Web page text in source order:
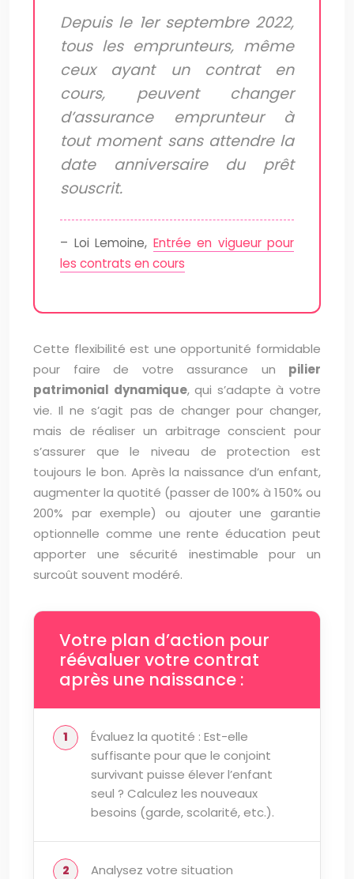
Depuis le 1er septembre 2022,
tous les emprunteurs, même
ceux ayant un contrat en
cours, peuvent changer
d’assurance emprunteur à
tout moment sans attendre la
date anniversaire du prêt
souscrit.
– Loi Lemoine, Entrée en vigueur pour
les contrats en cours
Cette flexibilité est une opportunité formidable
pour faire de votre assurance un pilier
patrimonial dynamique, qui s’adapte à votre
vie. Il ne s’agit pas de changer pour changer,
mais de réaliser un arbitrage conscient pour
s’assurer que le niveau de protection est
toujours le bon. Après la naissance d’un enfant,
augmenter la quotité (passer de 100% à 150% ou
200% par exemple) ou ajouter une garantie
optionnelle comme une rente éducation peut
apporter une sécurité inestimable pour un
surcoût souvent modéré.
Votre plan d’action pour
réévaluer votre contrat
après une naissance :
Évaluez la quotité : Est-elle
suffisante pour que le conjoint
survivant puisse élever l’enfant
seul ? Calculez les nouveaux
besoins (garde, scolarité, etc.).
Analysez votre situation